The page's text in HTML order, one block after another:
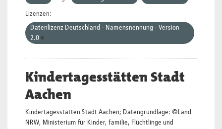
Lizenzen:
Datenlizenz Deutschland - Namensnennung - Version
2.0
Kindertagesstätten Stadt
Aachen
Kindertagesstätten Stadt Aachen; Datengrundlage: ©Land
NRW, Ministerium für Kinder, Familie, Flüchtlinge und